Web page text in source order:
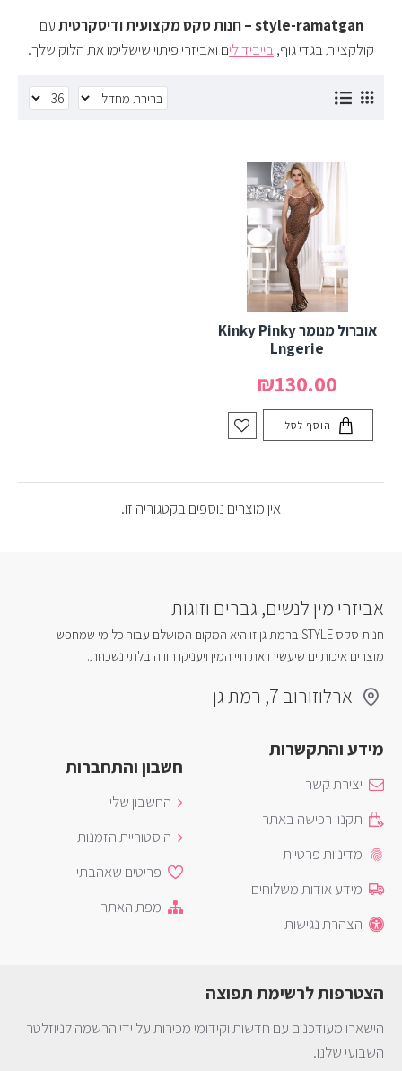
style-ramatgan – חנות סקס מקצועית ודיסקרטית
עם
קולקציית בגדי גוף,בייבידולים ואביזרי פיתוי שישלימו את הלוק שלך.
אוברול מנומר Kinky Pinky
Lngerie
₪130.00
הוסף לסל
אין מוצרים נוספים בקטגוריה זו.
אביזרי מין לנשים, גברים וזוגות
חנות סקס STYLE ברמת גן זו היא המקום המושלם עבור כל מי שמחפש
מוצרים איכותיים שיעשירו את חיי המין ויעניקו חוויה בלתי נשכחת.
ארלוזורוב 7, רמת גן
מידע והתקשרות
יצירת קשר
תקנון רכישה באתר
מדיניות פרטיות
מידע אודות משלוחים
הצהרת נגישות
חשבון והתחברות
החשבון שלי
היסטוריית הזמנות
פריטים שאהבתי
מפת האתר
הצטרפות לרשימת תפוצה
הישארו מעודכנים עם חדשות וקידומי מכירות על ידי הרשמה לניוזלטר
השבועי שלנו.